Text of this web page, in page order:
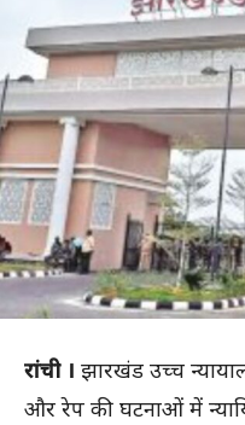
रांची । झारखंड उच्च
और रेप की घटनाओं में